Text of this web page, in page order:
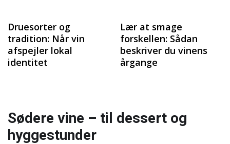
Druesorter og
tradition: Når vin
afspejler lokal
identitet
Lær at smage
forskellen: Sådan
beskriver du vinens
årgange
Sødere vine – til dessert og
hyggestunder